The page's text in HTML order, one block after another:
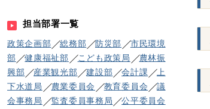
担当部署一覧
政策企画部 総務部 防災部
市民環境
部
健康福祉部 こども政策局
農林振
興部
産業観光部 建設部 会計課
上
下水道局
農業委員会 教育委員会
議
会事務局
監査委員事務局
公平委員会